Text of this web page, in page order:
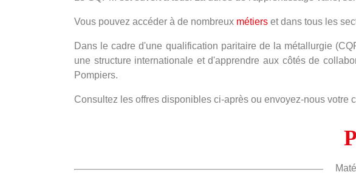
Vous pouvez accéder à de nombreux métiers et dans tous les
Dans le cadre d'une qualification paritaire de la métallurgie
une structure internationale et d'apprendre aux côtés de
Pompiers.
Consultez les offres disponibles ci-après ou envoyez-nous votre